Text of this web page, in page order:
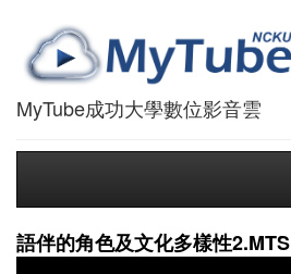
MyTube成功大學數位影音雲
語伴的角色及文化多樣性2.MTS